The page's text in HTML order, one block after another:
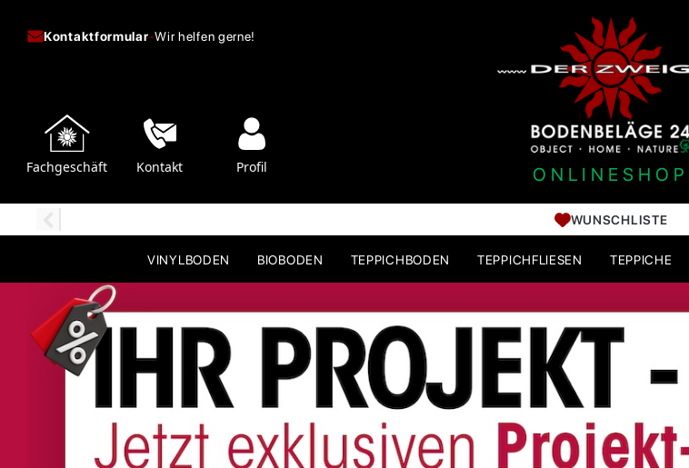
Kontaktformular-Wir helfen gerne!
Fachgeschäft Kontakt Profil ONLINESHOP
WUNSCHLISTE
VINYLBODEN BIOBODEN TEPPICHBODEN TEPPICHFLIESEN TEPPICHE